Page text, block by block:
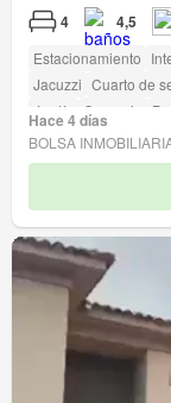
4 4,5
Estacionamiento
Jacuzzi Cuarto de
Jardín
Conserje
Hace 4 días
BOLSA